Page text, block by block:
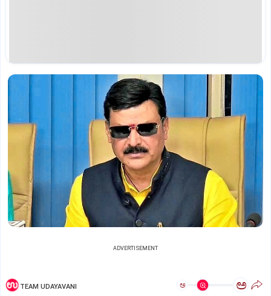
ADVERTISEMENT
TEAM UDAYAVANI ಅ ಅ